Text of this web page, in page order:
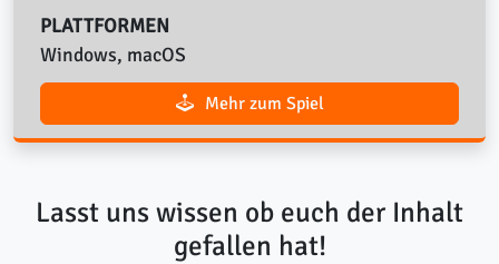
PLATTFORMEN
Windows, macOS
Mehr zum Spiel
Lasst uns wissen ob euch der Inhalt
gefallen hat!